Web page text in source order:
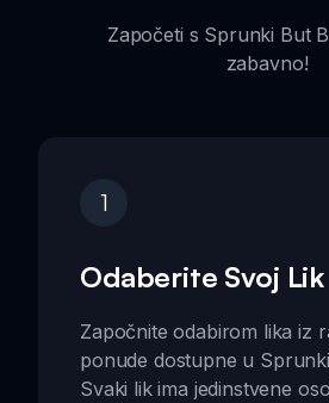
Započeti s Sprunki But
zabavno!
1
Odaberite Svoj Lik
Započnite odabirom lika iz
ponude dostupne u
Svaki lik ima jedinstvene